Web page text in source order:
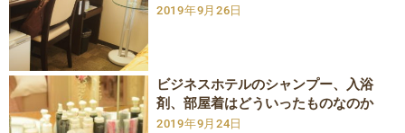
2019年9月26日
ビジネスホテルのシャンプー、入浴
剤、部屋着はどういったものなのか
2019年9月24日